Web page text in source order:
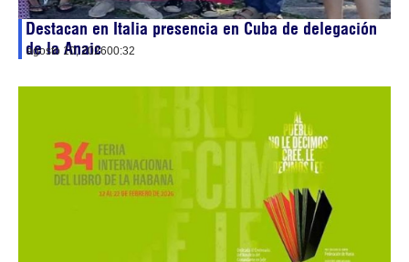
Destacan en Italia presencia en Cuba de delegación
de la Anaic
agosto 10, 202600:32